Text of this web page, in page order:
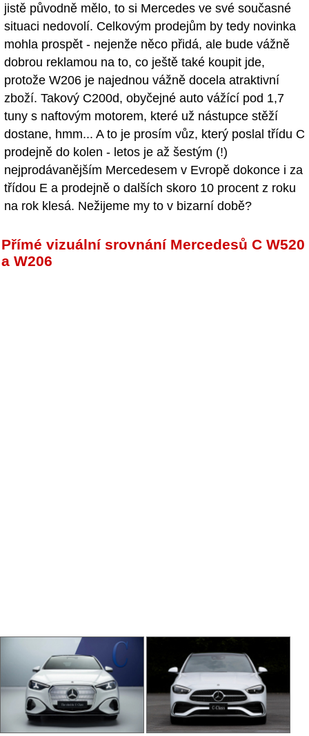
jistě původně mělo, to si Mercedes ve své současné
situaci nedovolí. Celkovým prodejům by tedy novinka
mohla prospět - nejenže něco přidá, ale bude vážně
dobrou reklamou na to, co ještě také koupit jde,
protože W206 je najednou vážně docela atraktivní
zboží. Takový C200d, obyčejné auto vážící pod 1,7
tuny s naftovým motorem, které už nástupce stěží
dostane, hmm... A to je prosím vůz, který poslal třídu C
prodejně do kolen - letos je až šestým (!)
nejprodávanějším Mercedesem v Evropě dokonce i za
třídou E a prodejně o dalších skoro 10 procent z roku
na rok klesá. Nežijeme my to v bizarní době?
Přímé vizuální srovnání Mercedesů C W520
a W206